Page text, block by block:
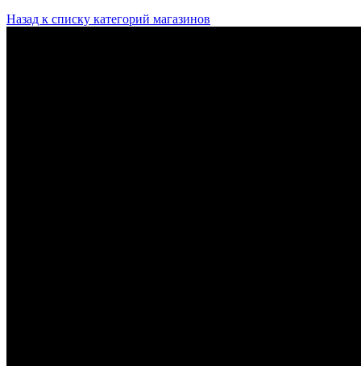
Назад к списку категорий магазинов